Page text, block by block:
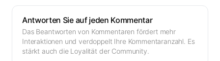
Antworten Sie auf jeden Kommentar
Das Beantworten von Kommentaren fördert mehr
Interaktionen und verdoppelt Ihre Kommentaranzahl. Es
stärkt auch die Loyalität der Community.